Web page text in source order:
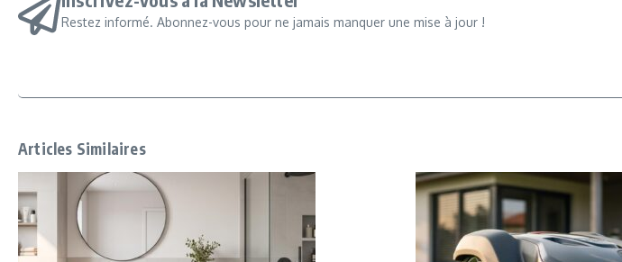
Restez informé. Abonnez-vous pour ne jamais manquer une mise à jour !
Articles Similaires